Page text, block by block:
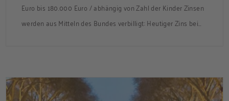
Euro bis 180.000 Euro / abhängig von Zahl der Kinder Zinsen
werden aus Mitteln des Bundes verbilligt: Heutiger Zins bei
Förderzusage / Sanierung in Einzelmaßnahmen […]